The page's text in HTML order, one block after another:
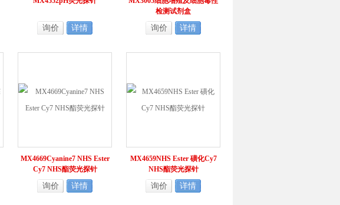
询价 详情
检测试剂盒
询价 详情
MX4669Cyanine7 NHS Ester
Cy7 NHS酯荧光探针
询价 详情
MX4659NHS Ester 磺化Cy7
NHS酯荧光探针
询价 详情